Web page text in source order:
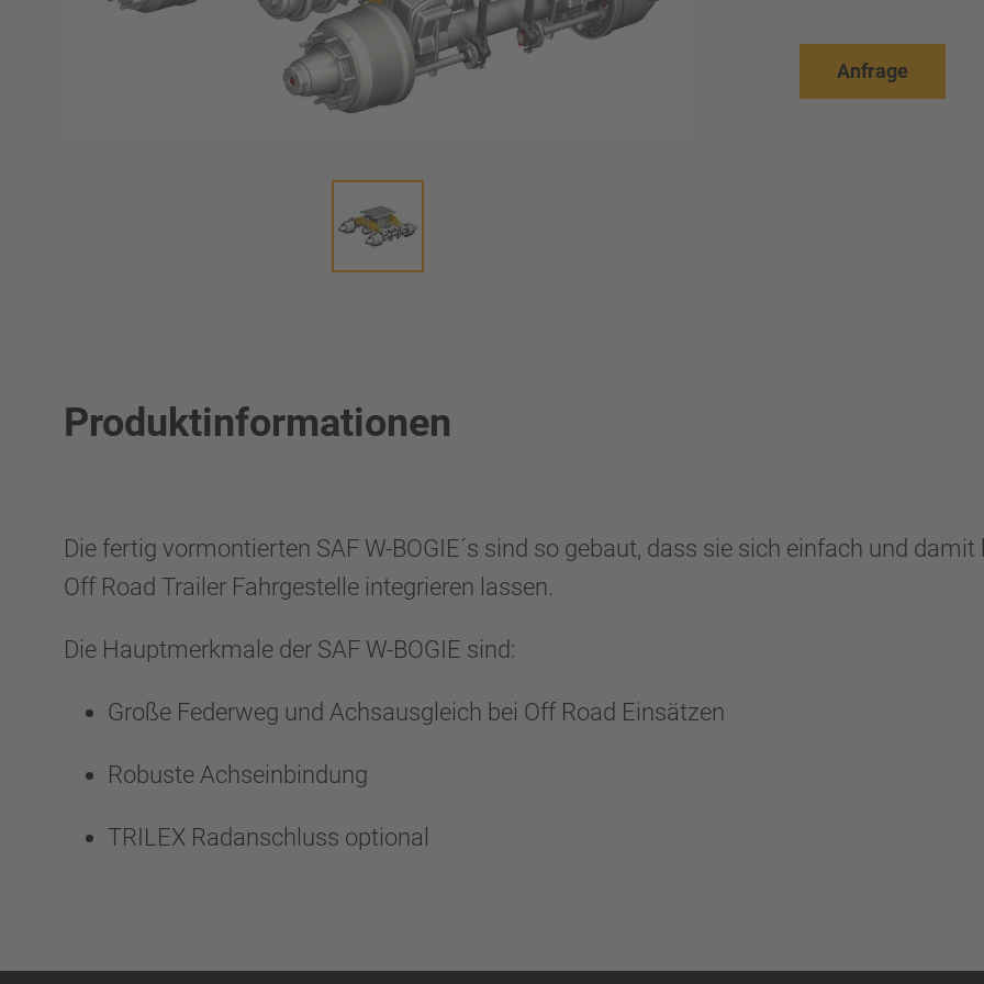
Anfrage
Produktinformationen
Die fertig vormontierten SAF W-BOGIE´s sind so gebaut, dass sie sich einfach und
Off Road Trailer Fahrgestelle integrieren lassen.
Die Hauptmerkmale der SAF W-BOGIE sind:
Große Federweg und Achsausgleich bei Off Road Einsätzen
Robuste Achseinbindung
TRILEX Radanschluss optional